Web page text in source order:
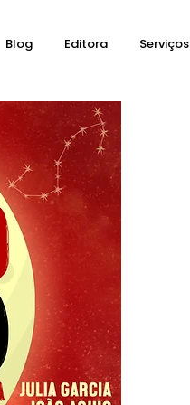
Blog Editora Serviços